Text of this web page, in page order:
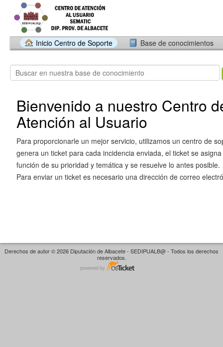
Inicio Centro de Soporte Base de conocimientos
Bienvenido a nuestro Centro
Atención al Usuario
Para proporcionarle un mejor servicio, utilizamos un centro de
genera un ticket para cada incidencia enviada, el ticket se
función de su prioridad y temática y se resuelve lo antes posible.
Para enviar un ticket es necesario una dirección de correo
Derechos de autor © 2026 Diputación de Albacete - SEDIPUALB@ - Todos los derechos
reservados.